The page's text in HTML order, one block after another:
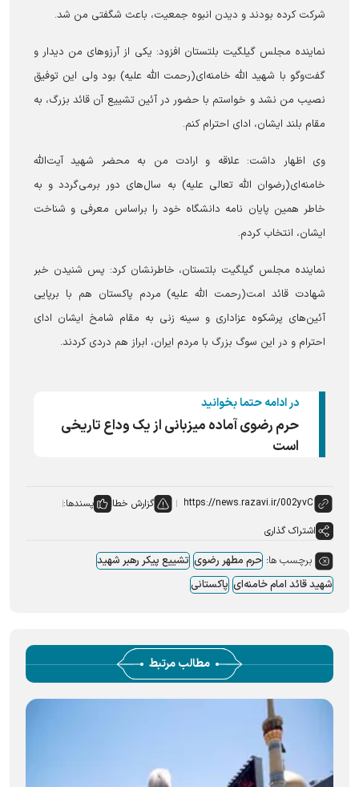
شرکت کرده بودند و دیدن انبوه جمعیت، باعث شگفتی من شد.
نماینده مجلس گیلگیت بلتستان افزود: یکی از آرزوهای من دیدار و
گفت‌وگو با شهید ‌الله خامنه‌ای(رحمت الله علیه) بود ولی این توفیق
نصیب من نشد و خواستم با حضور در آئین تشییع آن قائد بزرگ، به
مقام بلند ایشان، ادای احترام کنم.
وی اظهار داشت: علاقه و ارادت من به محضر شهید آیت‌الله
خامنه‌ای(رضوان الله تعالی علیه) به سال‌های دور برمی‌گردد و به
خاطر همین پایان نامه دانشگاه خود را براساس معرفی و شناخت
ایشان، انتخاب کردم.
نماینده مجلس گیلگیت بلتستان، خاطرنشان کرد: پس شنیدن خبر
شهادت قائد امت(رحمت الله علیه) مردم پاکستان هم با برپایی
آئین‌های پرشکوه عزاداری و سینه زنی به مقام شامخ ایشان ادای
احترام و در این سوگ بزرگ با مردم ایران، ابراز هم دردی کردند.
در ادامه حتما بخوانید
حرم رضوی آماده میزبانی از یک وداع تاریخی
است
گزارش خطا
پسندها:
اشتراک گذاری
برچسب ها: حرم مطهر رضوی تشییع پیکر رهبر شهید
شهید قائد امام خامنه‌ای پاکستانی
مطالب مرتبط